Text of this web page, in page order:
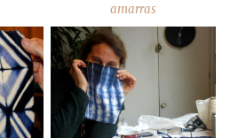
amarras